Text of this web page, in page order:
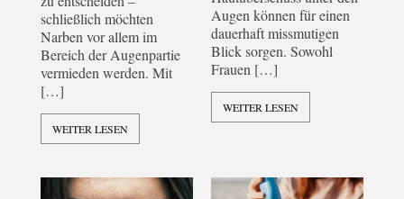
schließlich möchten
Narben vor allem im
Bereich der Augenpartie
vermieden werden. Mit
[…]
WEITER LESEN
Augen können für einen
dauerhaft missmutigen
Blick sorgen. Sowohl
Frauen […]
WEITER LESEN